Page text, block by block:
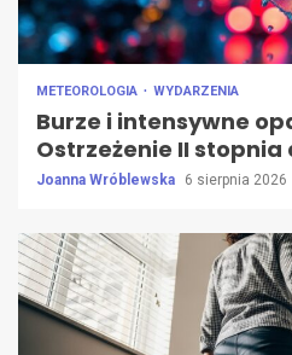
METEOROLOGIA WYDARZENIA
Burze i intensywne
Ostrzeżenie II
Joanna Wróblewska 6 sierpnia 2026